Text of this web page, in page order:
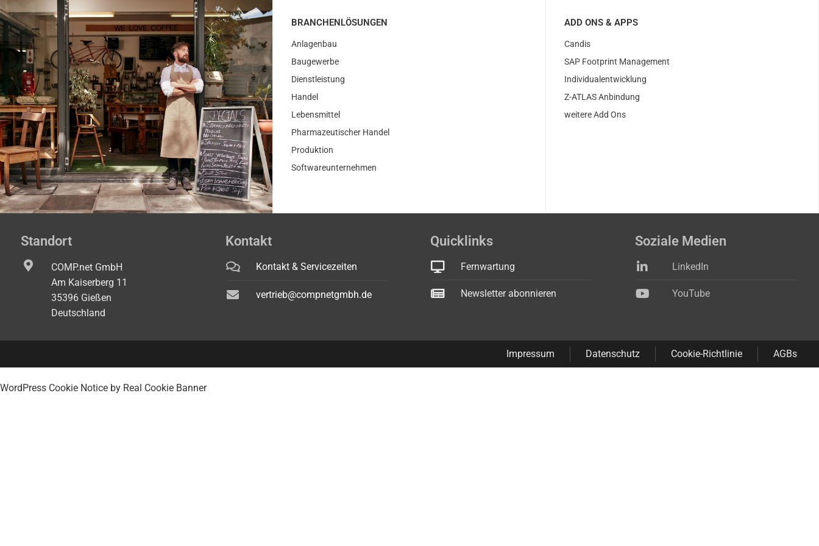
BRANCHENLÖSUNGEN
Anlagenbau
Baugewerbe
Dienstleistung
Handel
Lebensmittel
Pharmazeutischer Handel
Produktion
Softwareunternehmen
ADD ONS & APPS
Candis
SAP Footprint Management
Individualentwicklung
Z-ATLAS Anbindung
weitere Add Ons
Standort
COMP.net GmbH
Am Kaiserberg 11
35396 Gießen
Deutschland
Kontakt
Kontakt & Servicezeiten
vertrieb@compnetgmbh.de
Quicklinks
Fernwartung
Newsletter abonnieren
Soziale Medien
LinkedIn
YouTube
Impressum Datenschutz Cookie-Richtlinie AGBs
WordPress Cookie Notice by Real Cookie Banner